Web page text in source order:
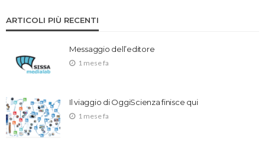
ARTICOLI PIÙ RECENTI
Messaggio dell’editore
1 mese fa
Il viaggio di OggiScienza finisce qui
1 mese fa